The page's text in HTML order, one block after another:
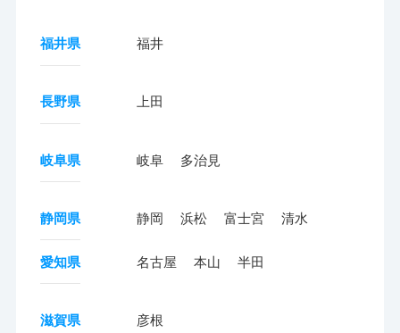
福井県 福井
長野県 上田
岐阜県 岐阜 多治見
静岡県 静岡 浜松 富士宮 清水
愛知県 名古屋 本山 半田
滋賀県 彦根